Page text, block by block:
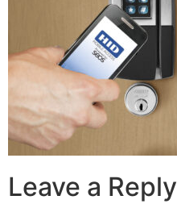
Leave a Reply